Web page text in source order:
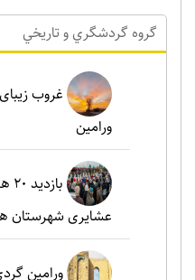
گروه گردشگري و تاريخي
غروب
ورامین
عشایری شهرستان
ورامین